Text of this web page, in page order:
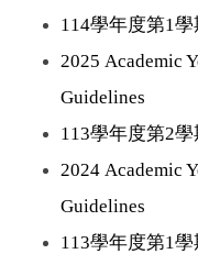
114學年度第1
2025 Academic
Guidelines
113學年度第2
2024 Academic
Guidelines
113學年度第1